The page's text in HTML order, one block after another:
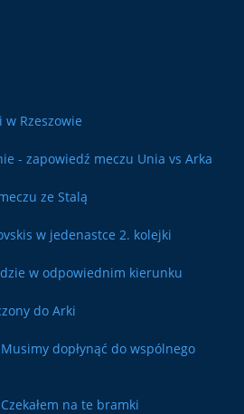
Rzeszowie
- zapowiedź meczu Unia vs Arka
ze Stalą
w jedenastce 2. kolejki
w odpowiednim kierunku
do Arki
dopłynąć do wspólnego
na te bramki